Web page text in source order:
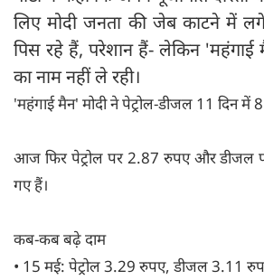
लिए मोदी जनता की जेब काटने में
पिस रहे हैं, परेशान हैं- लेकिन
का नाम नहीं ले रही।
'महंगाई मैन' मोदी ने पेट्रोल-डीजल 11 दिन में
आज फिर पेट्रोल पर 2.87 रुपए और डीजल
गए हैं।
कब-कब बढ़े दाम
• 15 मई: पेट्रोल 3.29 रुपए, डीजल 3.11